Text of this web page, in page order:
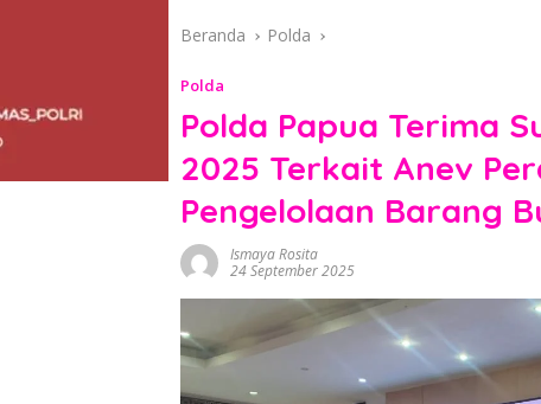
Beranda Polda
Polda
Polda Papua Terima
2025 Terkait Anev
Pengelolaan Barang
Ismaya Rosita
24 September 2025